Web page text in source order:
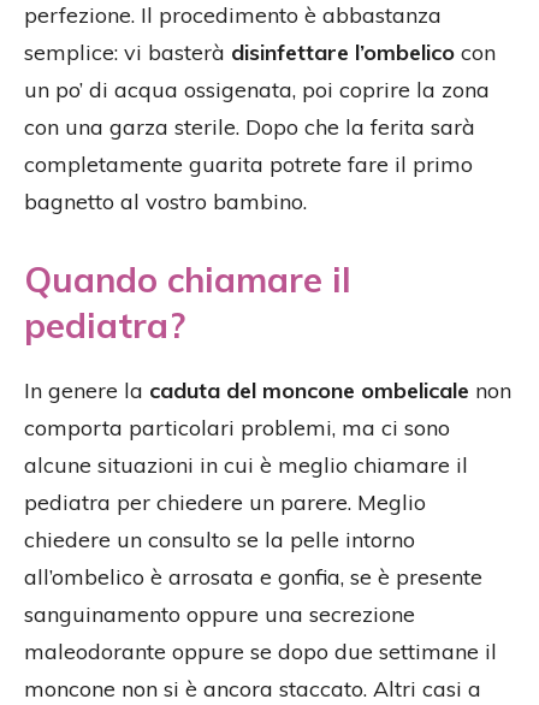
perfezione. Il procedimento è abbastanza
semplice: vi basterà disinfettare l’ombelico con
un po’ di acqua ossigenata, poi coprire la zona
con una garza sterile. Dopo che la ferita sarà
completamente guarita potrete fare il primo
bagnetto al vostro bambino.
Quando chiamare il
pediatra?
In genere la caduta del moncone ombelicale non
comporta particolari problemi, ma ci sono
alcune situazioni in cui è meglio chiamare il
pediatra per chiedere un parere. Meglio
chiedere un consulto se la pelle intorno
all’ombelico è arrosata e gonfia, se è presente
sanguinamento oppure una secrezione
maleodorante oppure se dopo due settimane il
moncone non si è ancora staccato. Altri casi a